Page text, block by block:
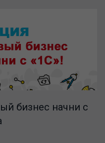
бизнес начни с